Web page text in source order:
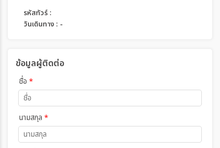
รหัสทัวร์ :
วันเดินทาง : -
ข้อมูลผู้ติดต่อ
ชื่อ *
นามสกุล *